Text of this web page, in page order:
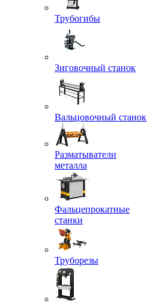
Трубогибы
Зиговочный станок
Вальцовочный станок
Разматыватели
металла
Фальцепрокатные
станки
Труборезы